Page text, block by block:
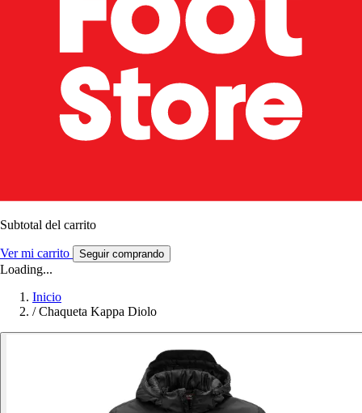
Subtotal del carrito
Ver mi carrito Seguir comprando
Loading...
Inicio
/ Chaqueta Kappa Diolo